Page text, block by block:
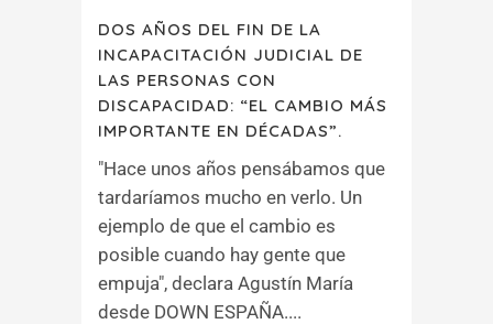
DOS AÑOS DEL FIN DE LA
INCAPACITACIÓN JUDICIAL DE
LAS PERSONAS CON
DISCAPACIDAD: “EL CAMBIO MÁS
IMPORTANTE EN DÉCADAS”.
"Hace unos años pensábamos que
tardaríamos mucho en verlo. Un
ejemplo de que el cambio es
posible cuando hay gente que
empuja", declara Agustín María
desde DOWN ESPAÑA....